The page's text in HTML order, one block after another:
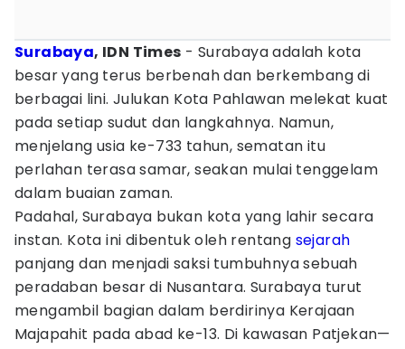
Surabaya, IDN Times - Surabaya adalah kota
besar yang terus berbenah dan berkembang di
berbagai lini. Julukan Kota Pahlawan melekat kuat
pada setiap sudut dan langkahnya. Namun,
menjelang usia ke-733 tahun, sematan itu
perlahan terasa samar, seakan mulai tenggelam
dalam buaian zaman.
Padahal, Surabaya bukan kota yang lahir secara
instan. Kota ini dibentuk oleh rentang sejarah
panjang dan menjadi saksi tumbuhnya sebuah
peradaban besar di Nusantara. Surabaya turut
mengambil bagian dalam berdirinya Kerajaan
Majapahit pada abad ke-13. Di kawasan Patjekan—